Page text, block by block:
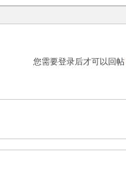
您需要登录后才可以回帖